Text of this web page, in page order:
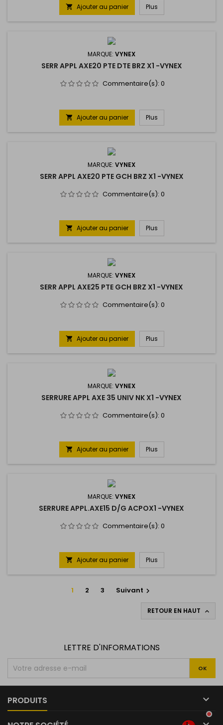
 Ajouter au panier Plus
MARQUE: VYNEX
SERR APPL AXE20 PTE DTE BRZ X1 -VYNEX
Commentaire(s): 0
 Ajouter au panier Plus
MARQUE: VYNEX
SERR APPL AXE20 PTE GCH BRZ X1 -VYNEX
Commentaire(s): 0
 Ajouter au panier Plus
MARQUE: VYNEX
SERR APPL AXE25 PTE GCH BRZ X1 -VYNEX
Commentaire(s): 0
 Ajouter au panier Plus
MARQUE: VYNEX
SERRURE APPL AXE 35 UNIV NK X1 -VYNEX
Commentaire(s): 0
 Ajouter au panier Plus
MARQUE: VYNEX
SERRURE APPL.AXE15 D/G ACPOX1 -VYNEX
Commentaire(s): 0
 Ajouter au panier Plus
1 2 3 Suivant 
RETOUR EN HAUT 
LETTRE D'INFORMATIONS
PRODUITS 